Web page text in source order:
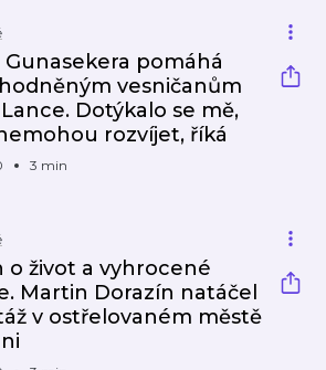
Gunasekera pomáhá
vesničanům
Dotýkalo se mě,
rozvíjet, říká
3 min
o život a vyhrocené
Martin Dorazín natáčel
v ostřelovaném městě